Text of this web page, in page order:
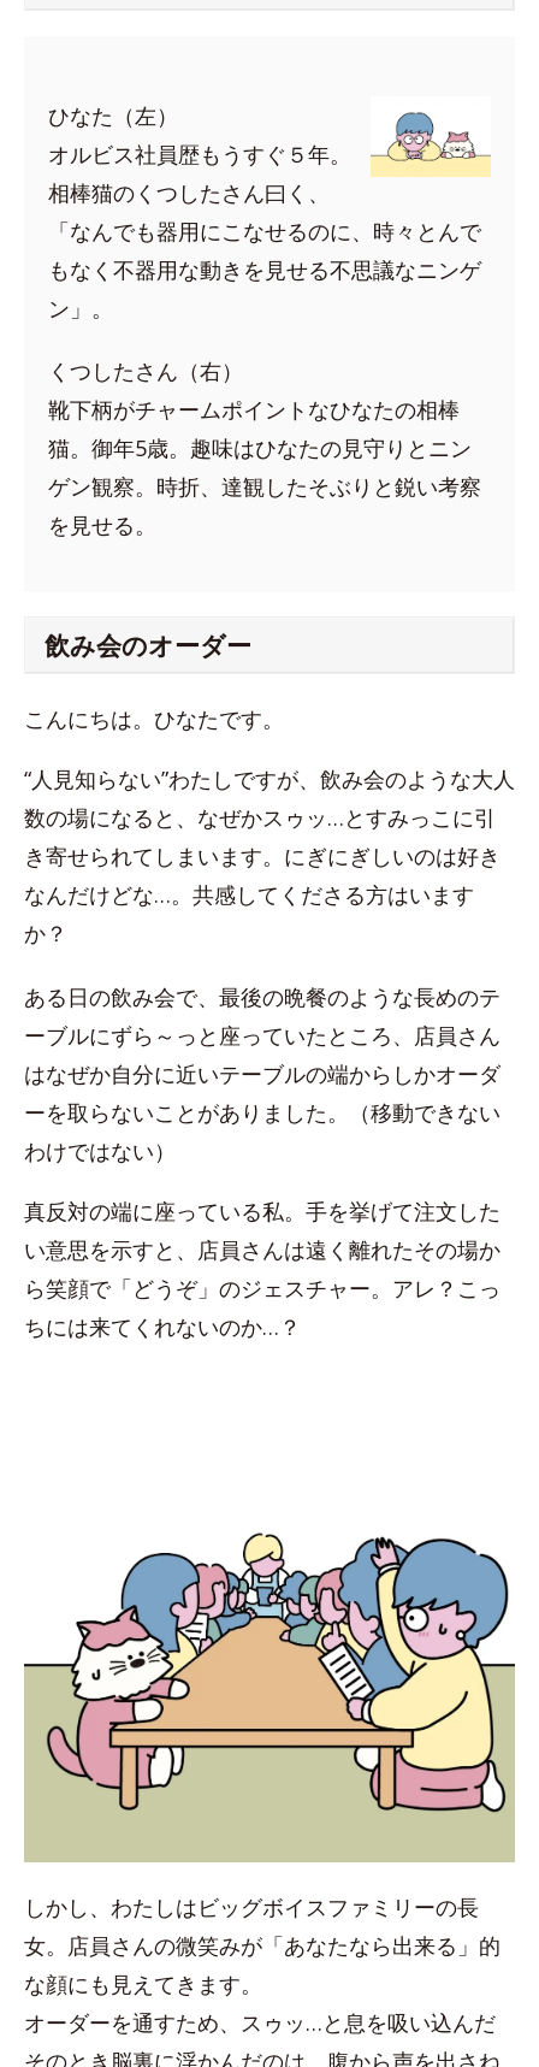
ひなた（左）
オルビス社員歴もうすぐ５年。
相棒猫のくつしたさん曰く、
「なんでも器用にこなせるのに、時々とんで
もなく不器用な動きを見せる不思議なニンゲ
ン」。
くつしたさん（右）
靴下柄がチャームポイントなひなたの相棒
猫。御年5歳。趣味はひなたの見守りとニン
ゲン観察。時折、達観したそぶりと鋭い考察
を見せる。
飲み会のオーダー
こんにちは。ひなたです。
“人見知らない”わたしですが、飲み会のような大人
数の場になると、なぜかスゥッ…とすみっこに引
き寄せられてしまいます。にぎにぎしいのは好き
なんだけどな…。共感してくださる方はいます
か？
ある日の飲み会で、最後の晩餐のような長めのテ
ーブルにずら～っと座っていたところ、店員さん
はなぜか自分に近いテーブルの端からしかオーダ
ーを取らないことがありました。（移動できない
わけではない）
真反対の端に座っている私。手を挙げて注文した
い意思を示すと、店員さんは遠く離れたその場か
ら笑顔で「どうぞ」のジェスチャー。アレ？こっ
ちには来てくれないのか…？
しかし、わたしはビッグボイスファミリーの長
女。店員さんの微笑みが「あなたなら出来る」的
な顔にも見えてきます。
オーダーを通すため、スゥッ…と息を吸い込んだ
そのとき脳裏に浮かんだのは、腹から声を出さね